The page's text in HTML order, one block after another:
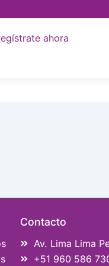
ahora
Contacto
Av. Lima Lima
+51 960 586